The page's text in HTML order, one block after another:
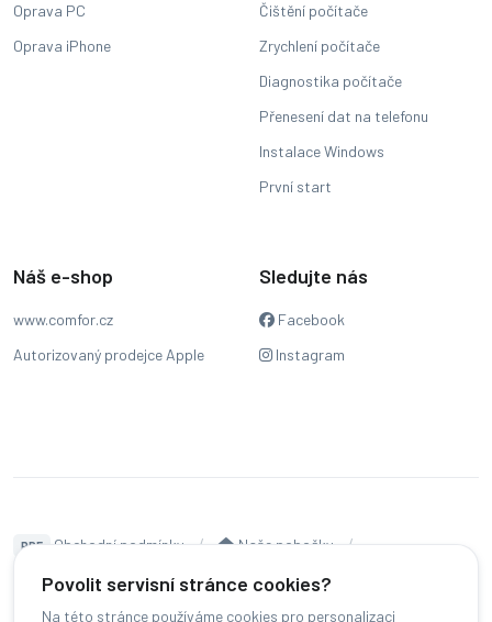
Povolit servisní stránce cookies?
Na této stránce používáme cookies pro personalizaci
Oprava PC
Oprava iPhone
Čištění počítače
Zrychlení počítače
Diagnostika počítače
Přenesení dat na telefonu
Instalace Windows
První start
Náš e-shop
www.comfor.cz
Autorizovaný prodejce Apple
Sledujte nás
Facebook
Instagram
PDF Obchodní podmínky
Naše pobočky
Čeština